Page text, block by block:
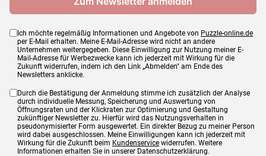
Ich möchte regelmäßig Informationen und Angebote von Puzzle-online.de
per E-Mail erhalten. Meine E-Mail-Adresse wird nicht an andere
Unternehmen weitergegeben. Diese Einwilligung zur Nutzung meiner E-
Mail-Adresse für Werbezwecke kann ich jederzeit mit Wirkung für die
Zukunft widerrufen, indem ich den Link „Abmelden" am Ende des
Newsletters anklicke.
Durch die Bestätigung der Anmeldung stimme ich zusätzlich der Analyse
durch individuelle Messung, Speicherung und Auswertung von
Öffnungsraten und der Klickraten zur Optimierung und Gestaltung
zukünftiger Newsletter zu. Hierfür wird das Nutzungsverhalten in
pseudonymisierter Form ausgewertet. Ein direkter Bezug zu meiner Person
wird dabei ausgeschlossen. Meine Einwilligungen kann ich jederzeit mit
Wirkung für die Zukunft beim Kundenservice widerrufen. Weitere
Informationen erhalten Sie in unserer Datenschutzerklärung.